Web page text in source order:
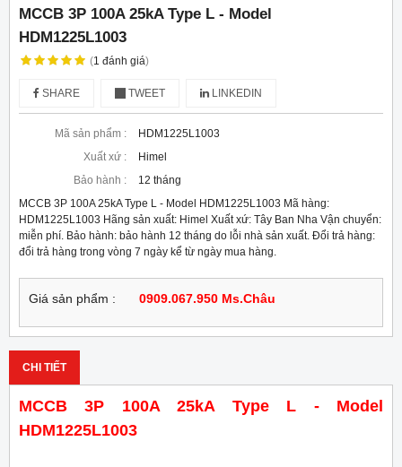
MCCB 3P 100A 25kA Type L - Model
HDM1225L1003
(1 đánh giá)
SHARE TWEET LINKEDIN
Mã sản phẩm :
HDM1225L1003
Xuất xứ :
Himel
Bảo hành :
12 tháng
MCCB 3P 100A 25kA Type L - Model HDM1225L1003 Mã hàng:
HDM1225L1003 Hãng sản xuất: Himel Xuất xứ: Tây Ban Nha Vận chuyển:
miễn phí. Bảo hành: bảo hành 12 tháng do lỗi nhà sản xuất. Đổi trả hàng:
đổi trả hàng trong vòng 7 ngày kể từ ngày mua hàng.
Giá sản phẩm : 0909.067.950 Ms.Châu
CHI TIẾT
MCCB 3P 100A 25kA Type L - Model
HDM1225L1003